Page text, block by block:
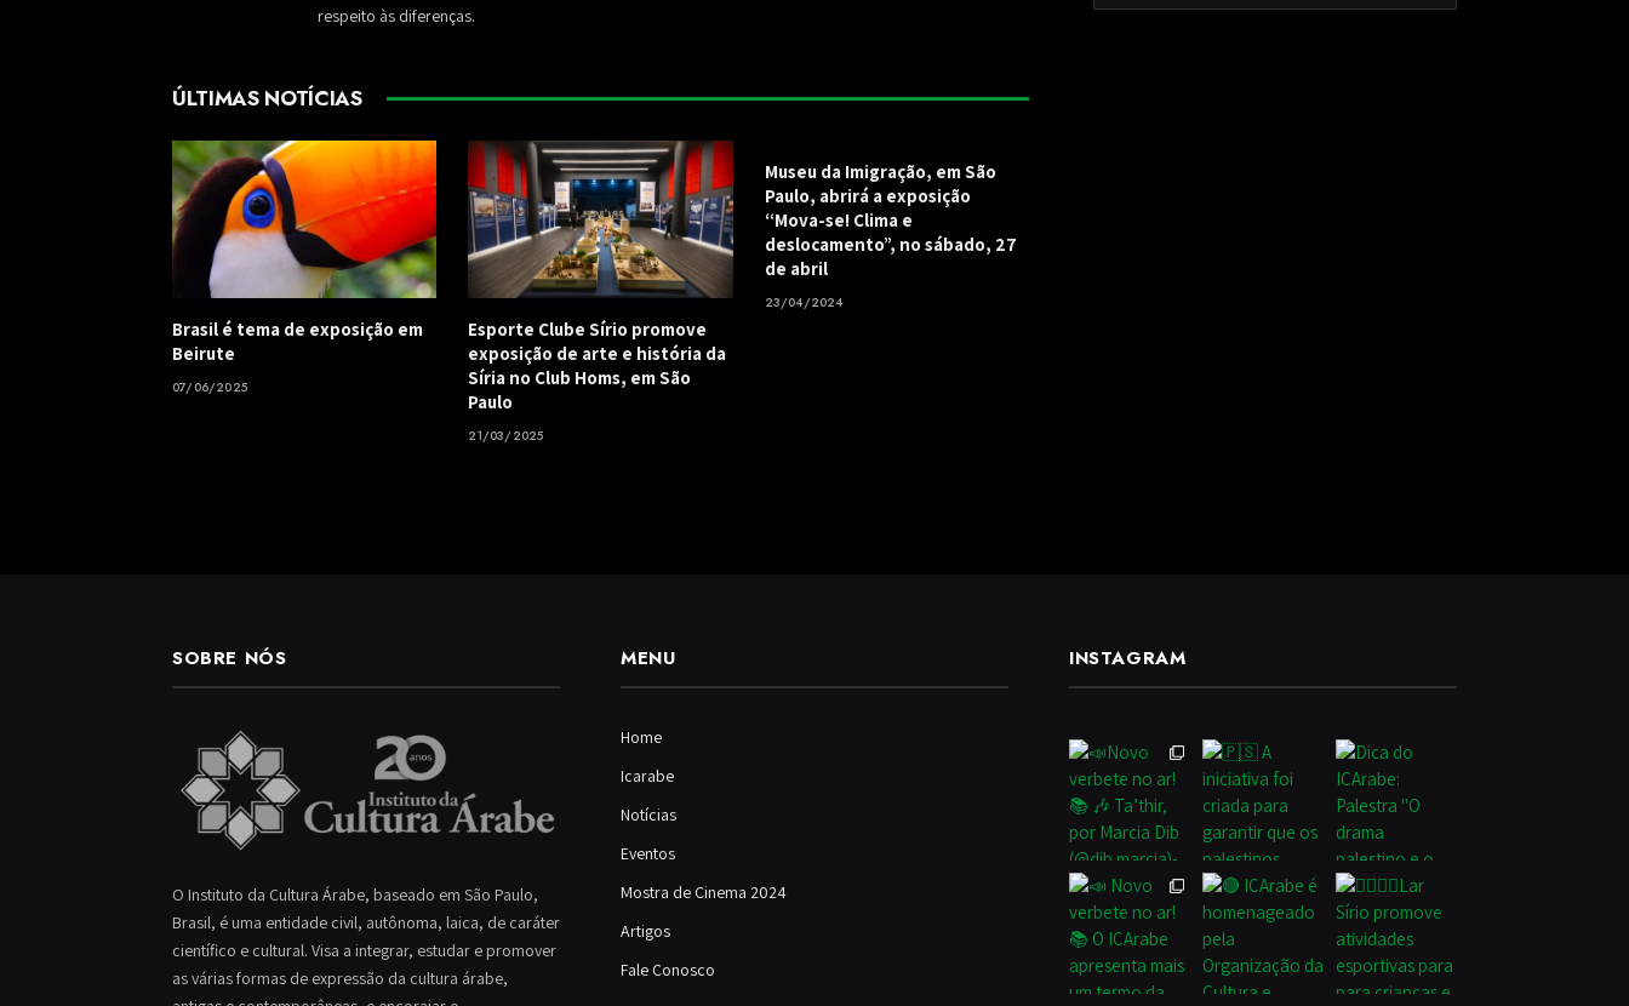
respeito às diferenças.
ÚLTIMAS NOTÍCIAS
Brasil é tema de exposição em
Beirute
07/06/2025
Esporte Clube Sírio promove
exposição de arte e história da
Síria no Club Homs, em São
Paulo
21/03/2025
Museu da Imigração, em São
Paulo, abrirá a exposição
“Mova-se! Clima e
deslocamento”, no sábado, 27
de abril
23/04/2024
SOBRE NÓS
O Instituto da Cultura Árabe, baseado em São Paulo,
Brasil, é uma entidade civil, autônoma, laica, de caráter
científico e cultural. Visa a integrar, estudar e promover
as várias formas de expressão da cultura árabe,
MENU
Home
Icarabe
Notícias
Eventos
Mostra de Cinema 2024
Artigos
Fale Conosco
INSTAGRAM